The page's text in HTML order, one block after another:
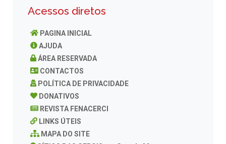
Acessos diretos
PAGINA INICIAL
AJUDA
ÁREA RESERVADA
CONTACTOS
POLÍTICA DE PRIVACIDADE
DONATIVOS
REVISTA FENACERCI
LINKS ÚTEIS
MAPA DO SITE